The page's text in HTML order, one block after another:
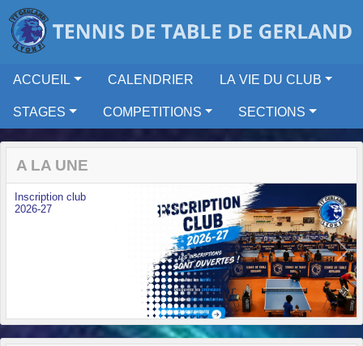
ACCUEIL CALENDRIER LA VIE DU CLUB
STAGES COMPETITIONS SECTIONS
A LA UNE
Inscription club
2026-27
Next
Panneau de gestion des cookies